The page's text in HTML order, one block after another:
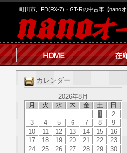
町田市、FD(RX-7)・GT-Rの中古車【nanoオ
カレンダー
2026年8月
月
火 水 木 金 土 日
1
2
3
4 5 6 7 8
9
10
11 12 13 14 15
16
17
18 19 20 21 22
23
24
25 26 27 28 29
30